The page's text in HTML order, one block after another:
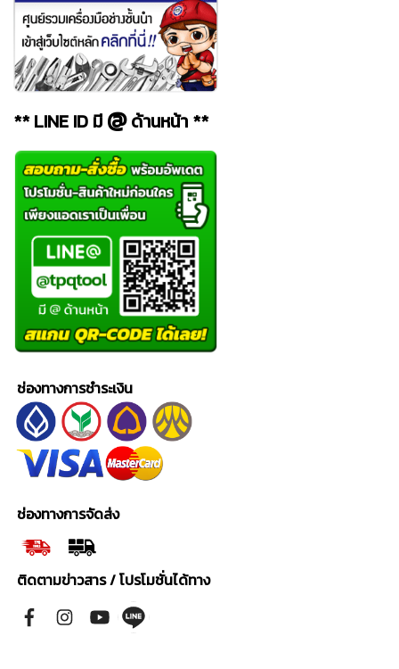
** LINE ID มี @ด้านหน้า **
ช่องทางการชำระเงิน
ช่องทางการจัดส่ง
ติดตามข่าวสาร / โปรโมชั่นได้ทาง